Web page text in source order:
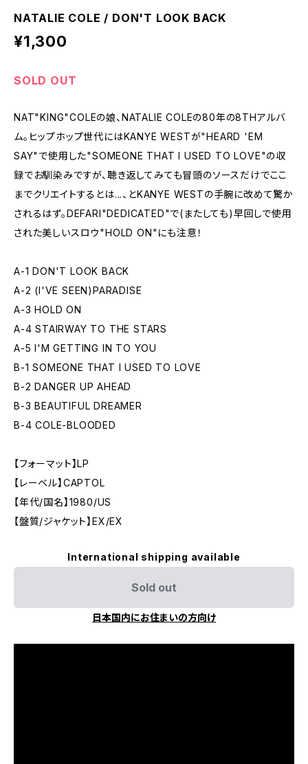
NATALIE COLE / DON'T LOOK BACK
¥1,300
SOLD OUT
NAT"KING"COLEの娘、NATALIE COLEの80年の8THアルバ
ム。ヒップホップ世代にはKANYE WESTが"HEARD 'EM
SAY"で使用した"SOMEONE THAT I USED TO LOVE"の収
録でお馴染みですが、聴き返してみても冒頭のソースだけでここ
までクリエイトするとは...、とKANYE WESTの手腕に改めて驚か
されるはず。DEFARI"DEDICATED"で(またしても)早回しで使用
された美しいスロウ"HOLD ON"にも注意！
A-1 DON'T LOOK BACK
A-2 (I'VE SEEN)PARADISE
A-3 HOLD ON
A-4 STAIRWAY TO THE STARS
A-5 I'M GETTING IN TO YOU
B-1 SOMEONE THAT I USED TO LOVE
B-2 DANGER UP AHEAD
B-3 BEAUTIFUL DREAMER
B-4 COLE-BLOODED
【フォーマット】LP
【レーベル】CAPTOL
【年代/国名】1980/US
【盤質/ジャケット】EX/EX
International shipping available
Sold out
日本国内にお住まいの方向け